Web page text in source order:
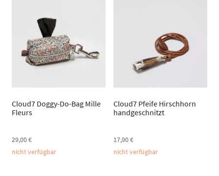
Cloud7 Doggy-Do-Bag Mille
Fleurs
29,00€
nicht verfügbar
Cloud7 Pfeife Hirschhorn
handgeschnitzt
17,90€
nicht verfügbar